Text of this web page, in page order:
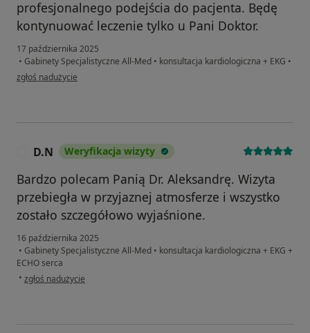
profesjonalnego podejścia do pacjenta. Będę
kontynuować leczenie tylko u Pani Doktor.
17 października 2025
• Gabinety Specjalistyczne All-Med • konsultacja kardiologiczna + EKG •
w opinii użytkownika Violetta
zgłoś nadużycie
D.N Weryfikacja wizyty
Bardzo polecam Panią Dr. Aleksandrę. Wizyta
przebiegła w przyjaznej atmosferze i wszystko
zostało szczegółowo wyjaśnione.
16 października 2025
• Gabinety Specjalistyczne All-Med • konsultacja kardiologiczna + EKG +
ECHO serca
• w opinii użytkownika D.N
zgłoś nadużycie